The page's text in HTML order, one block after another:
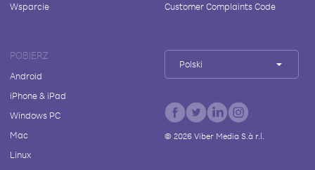
Wsparcie
Customer Complaints Code
POBIERZ
Android
iPhone & iPad
Windows PC
Mac
Linux
Polski
© 2026Viber Media S.à r.l.